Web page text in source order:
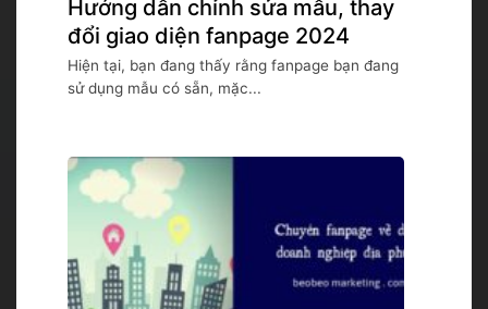
Hướng dẫn chỉnh sửa mẫu, thay
đổi giao diện fanpage 2024
Hiện tại, bạn đang thấy rằng fanpage bạn đang
sử dụng mẫu có sẵn, mặc...